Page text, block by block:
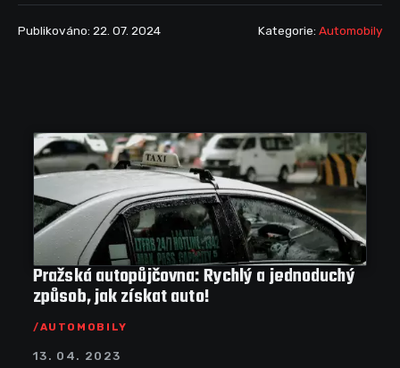
Publikováno: 22. 07. 2024 Kategorie: Automobily
Pražská autopůjčovna: Rychlý a jednoduchý
způsob, jak získat auto!
AUTOMOBILY
13. 04. 2023